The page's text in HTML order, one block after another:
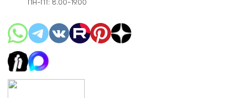
ПН-ПТ: 8.00-19.00